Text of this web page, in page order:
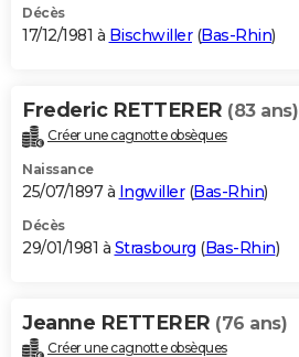
Décès
17/12/1981 à Bischwiller(Bas-Rhin)
Frederic RETTERER (83 ans)
Créer une cagnotte obsèques
Naissance
25/07/1897 à Ingwiller(Bas-Rhin)
Décès
29/01/1981 à Strasbourg (Bas-Rhin)
Jeanne RETTERER (76 ans)
Créer une cagnotte obsèques